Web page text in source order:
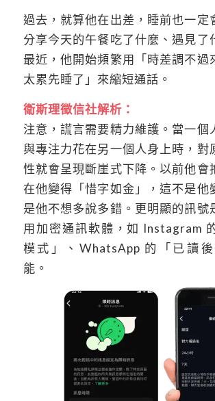
過去，就算他在出差，睡前也一定
分享今天的午餐吃了什麼、遇見了
最近，他開始頻繁用「時差調不過
太累先睡了」來縮短通話。
衛斯理徵信社解析：
注意，謊言需要精力維護。當一個
與專注力花在另一個人身上時，對
性就會呈現斷崖式下降。以前他會
在他變得「惜字如金」，這不是他
是他不想多說多錯。更明顯的訊號
用加密通訊軟體，如 Instagram
模式」、WhatsApp 的「已讀
能。